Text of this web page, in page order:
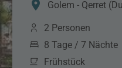
Golem - Qerret
2 Personen
8 Tage / 7 Nächte
Frühstück